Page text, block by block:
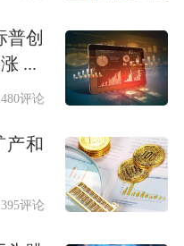
次是：中国平安
股马化腾、陈一
新希望集团刘永
，世茂集团许荣
普创
...
480评论
产和
395评论